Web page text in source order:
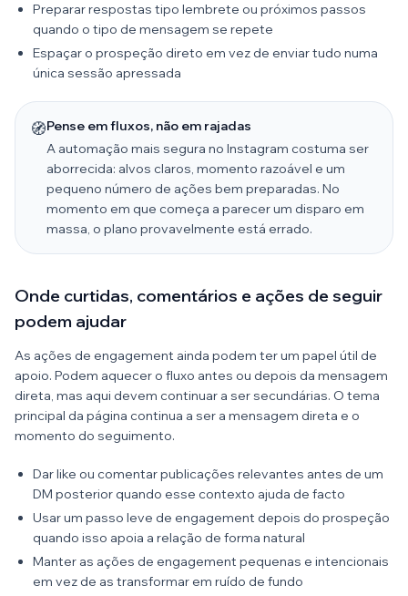
Preparar respostas tipo lembrete ou próximos passos
quando o tipo de mensagem se repete
Espaçar o prospeção direto em vez de enviar tudo numa
única sessão apressada
🧭Pense em fluxos, não em rajadas
A automação mais segura no Instagram costuma ser
aborrecida: alvos claros, momento razoável e um
pequeno número de ações bem preparadas. No
momento em que começa a parecer um disparo em
massa, o plano provavelmente está errado.
Onde curtidas, comentários e ações de seguir
podem ajudar
As ações de engagement ainda podem ter um papel útil de
apoio. Podem aquecer o fluxo antes ou depois da mensagem
direta, mas aqui devem continuar a ser secundárias. O tema
principal da página continua a ser a mensagem direta e o
momento do seguimento.
Dar like ou comentar publicações relevantes antes de um
DM posterior quando esse contexto ajuda de facto
Usar um passo leve de engagement depois do prospeção
quando isso apoia a relação de forma natural
Manter as ações de engagement pequenas e intencionais
em vez de as transformar em ruído de fundo